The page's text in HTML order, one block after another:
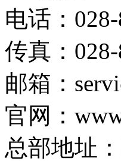
2
3
电话：
传真：
邮箱：
官网：
总部地址